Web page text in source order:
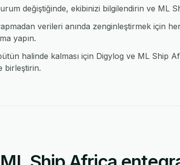
değiştiğinde, ekibinizi bilgilendirin ve ML
verileri anında zenginleştirmek için
yapın.
halinde kalması için Digylog ve ML Ship
birleştirin.